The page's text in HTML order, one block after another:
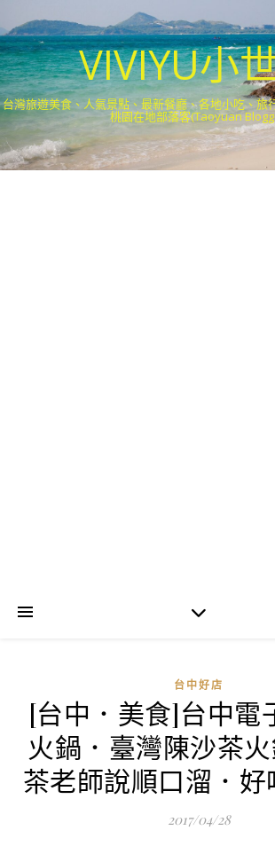
VIVIYU小
台灣旅遊美食、人氣景點、最新餐廳、各地小吃、旅
桃園在地部落客(Taoyuan
台中好店
[台中．美食]台中電
火鍋．臺灣陳沙茶
茶老師說順口溜．
2017/04/28